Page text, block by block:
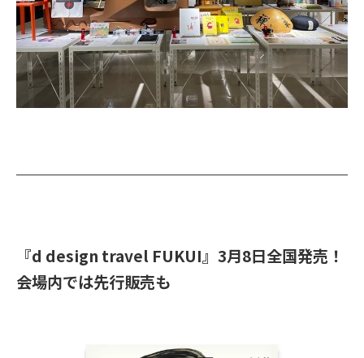
『d design travel FUKUI』3月8日全国発売！
会場内では先行販売も